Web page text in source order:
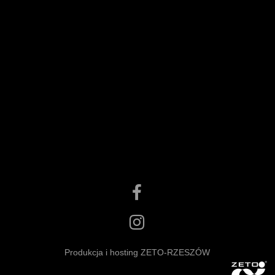
Produkcja i hosting ZETO-RZESZÓW